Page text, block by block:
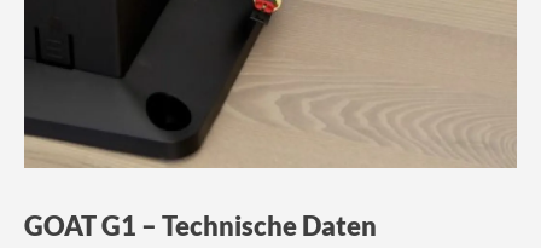
GOAT G1 – Technische Daten